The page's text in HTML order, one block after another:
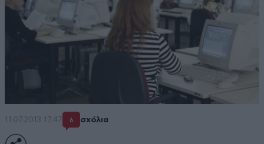
11·07·2013 17:47 6 σχόλια